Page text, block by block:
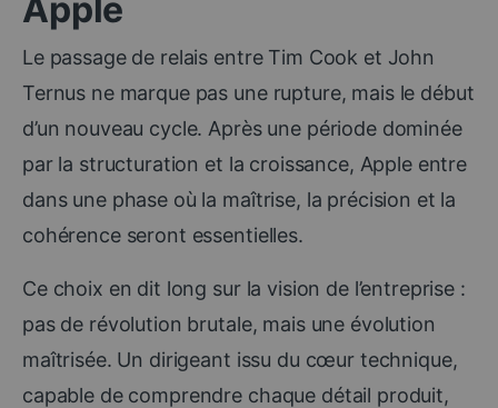
Apple
Le passage de relais entre Tim Cook et John
Ternus ne marque pas une rupture, mais le début
d’un nouveau cycle. Après une période dominée
par la structuration et la croissance, Apple entre
dans une phase où la maîtrise, la précision et la
cohérence seront essentielles.
Ce choix en dit long sur la vision de l’entreprise :
pas de révolution brutale, mais une évolution
maîtrisée. Un dirigeant issu du cœur technique,
capable de comprendre chaque détail produit,